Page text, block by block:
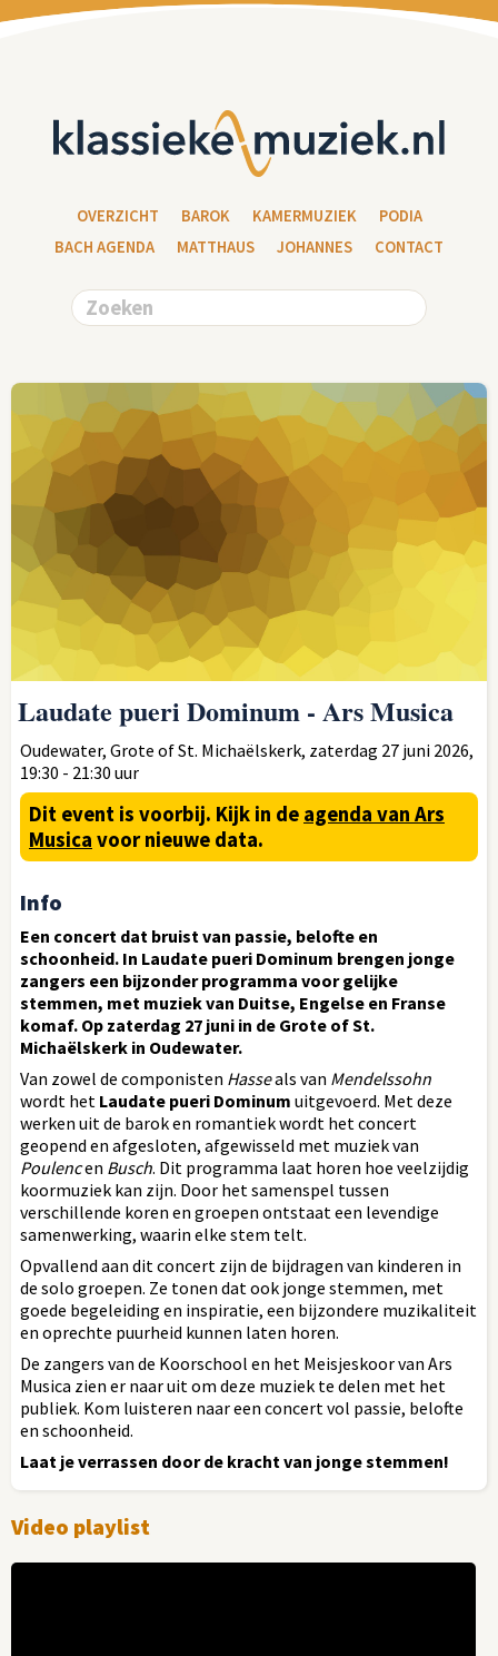
OVERZICHT BAROK KAMERMUZIEK
PODIA
BACH AGENDA
MATTHAUS JOHANNES CONTACT
Laudate pueri Dominum - Ars Musica
Oudewater, Grote of St. Michaëlskerk, zaterdag 27 juni 2026,
19:30 - 21:30 uur
Dit event is voorbij. Kijk in de agenda van Ars
Musica voor nieuwe data.
Info
Een concert dat bruist van passie, belofte en
schoonheid. In Laudate pueri Dominum brengen jonge
zangers een bijzonder programma voor gelijke
stemmen, met muziek van Duitse, Engelse en Franse
komaf. Op zaterdag 27 juni in de Grote of St.
Michaëlskerk in Oudewater.
Van zowel de componisten Hasseals van Mendelssohn
wordt het Laudate pueri Dominum uitgevoerd. Met deze
werken uit de barok en romantiek wordt het concert
geopend en afgesloten, afgewisseld met muziek van
Poulencen Busch. Dit programma laat horen hoe veelzijdig
koormuziek kan zijn. Door het samenspel tussen
verschillende koren en groepen ontstaat een levendige
samenwerking, waarin elke stem telt.
Opvallend aan dit concert zijn de bijdragen van kinderen in
de solo groepen. Ze tonen dat ook jonge stemmen, met
goede begeleiding en inspiratie, een bijzondere muzikaliteit
en oprechte puurheid kunnen laten horen.
De zangers van de Koorschool en het Meisjeskoor van Ars
Musica zien er naar uit om deze muziek te delen met het
publiek. Kom luisteren naar een concert vol passie, belofte
en schoonheid.
Laat je verrassen door de kracht van jonge stemmen!
Video playlist